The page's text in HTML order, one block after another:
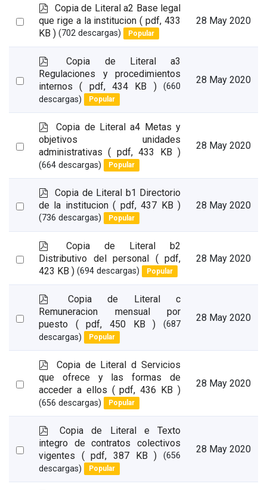
Select
p
d
f
Copia de Literal a2 Base legal
que rige a la institucion ( pdf, 433
KB ) (702 descargas) Popular
28 May 2020
Select
item
p
d
f
Copia de Literal a3
Regulaciones y procedimientos
internos
( pdf, 434 KB )
(660
descargas)
Popular
28 May 2020
Select
item
p
d
f
Copia de Literal a4 Metas y
objetivos unidades
administrativas ( pdf, 433 KB )
(664 descargas) Popular
28 May 2020
Select
p
d
f
Copia de Literal b1 Directorio
de la institucion ( pdf, 437 KB )
(736 descargas) Popular
28 May 2020
Select
p
d
f
Copia de Literal b2
Distributivo del personal ( pdf,
423 KB ) (694 descargas) Popular
28 May 2020
Select
item
p
d
f
Copia de Literal c
Remuneracion mensual por
puesto
( pdf, 450 KB )
(687
descargas)
Popular
28 May 2020
Select
item
p
d
f
Copia de Literal d Servicios
que ofrece y las formas de
acceder a ellos ( pdf, 436 KB )
(656 descargas) Popular
28 May 2020
Select
item
p
d
f
Copia de Literal e Texto
integro de contratos colectivos
vigentes
( pdf, 387 KB )
(656
descargas)
Popular
28 May 2020